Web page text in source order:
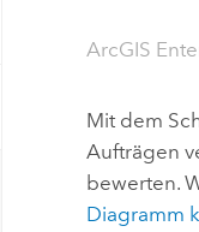
ArcGIS
Mit dem
Aufträgen
bewerten.
Diagramm